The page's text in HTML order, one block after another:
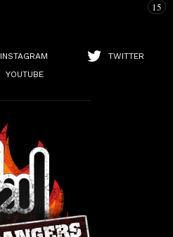
15
INSTAGRAM
TWITTER
YOUTUBE